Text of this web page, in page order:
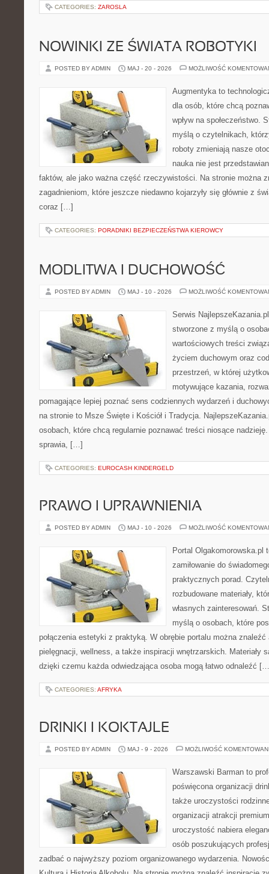
CATEGORIES: ZAROSLA
NOWINKI ZE ŚWIATA ROBOTYKI
POSTED BY ADMIN MAJ - 20 - 2026 MOŻLIWOŚĆ
Augmentyka to
dla osób, które chcą
wpływ na społeczeństwo.
myślą o czytelnikach,
roboty zmieniają nasze
nauka nie jest
faktów, ale jako ważna część rzeczywistości. Na stronie można
zagadnieniom, które jeszcze niedawno kojarzyły się głównie z
coraz […]
CATEGORIES: PORADNIKI BEZPIECZEŃSTWA KIEROWCY
MODLITWA I DUCHOWOŚĆ
POSTED BY ADMIN MAJ - 10 - 2026 MOŻLIWOŚĆ
Serwis
stworzone z myślą o
wartościowych treści
życiem duchowym oraz
przestrzeń, w której
motywujące kazania,
pomagające lepiej poznać sens codziennych wydarzeń i
na stronie to Msze Święte i Kościół i Tradycja.
osobach, które chcą regularnie poznawać treści niosące nadzieję.
sprawia, […]
CATEGORIES: EUROCASH KINDERGELD
PRAWO I UPRAWNIENIA
POSTED BY ADMIN MAJ - 10 - 2026 MOŻLIWOŚĆ
Portal Olgakomorowska.pl
zamiłowanie do
praktycznych porad.
rozbudowane materiały,
własnych zainteresowań.
myślą o osobach, które
połączenia estetyki z praktyką. W obrębie portalu można
pielęgnacji, wellness, a także inspiracji wnętrzarskich. Materiały
dzięki czemu każda odwiedzająca osoba mogą łatwo odnaleźć
CATEGORIES: AFRYKA
DRINKI I KOKTAJLE
POSTED BY ADMIN MAJ - 9 - 2026 MOŻLIWOŚĆ
Warszawski Barman to
poświęcona organizacji
także uroczystości
organizacji atrakcji
uroczystość nabiera
osób poszukujących
zadbać o najwyższy poziom organizowanego wydarzenia.